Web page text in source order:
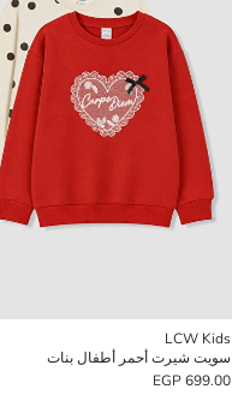
LCW Kids
سويت شيرت أحمر أطفال بنات
699.00 EGP